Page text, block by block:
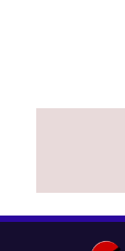
সরিয়ে
বর্ষসেরা
ব্রাজিলের
ইতিহাস